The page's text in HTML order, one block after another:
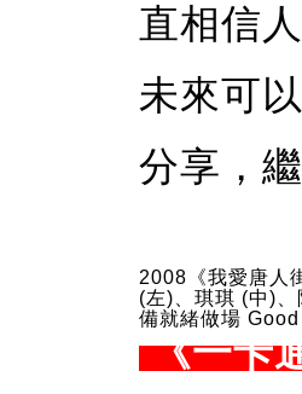
直相信
未來可
分享，
2008《我愛唐人
(左)、琪琪 (中)
備就緒做場 Good
《一卡